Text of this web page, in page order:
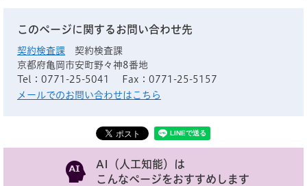
このページに関するお問い合わせ先
契約検査課
契約検査課
京都府亀岡市安町野々神8番地
Tel：0771-25-5041
Fax：0771-25-5157
メールでのお問い合わせはこちら
AI（人工知能）は
こんなページをおすすめします